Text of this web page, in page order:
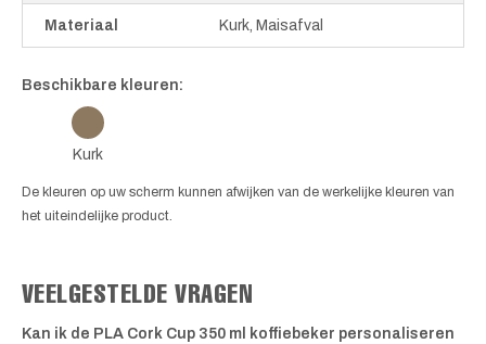
Materiaal Kurk, Maisafval
Beschikbare kleuren:
Kurk
De kleuren op uw scherm kunnen afwijken van de werkelijke kleuren van
het uiteindelijke product.
VEELGESTELDE VRAGEN
Kan ik de PLA Cork Cup 350 ml koffiebeker personaliseren